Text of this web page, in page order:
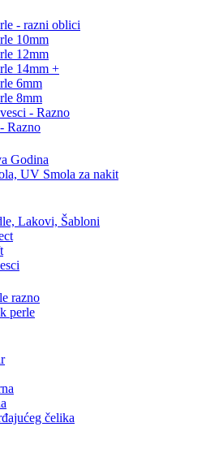
- razni oblici
10mm
12mm
14mm +
6mm
8mm
- Razno
Razno
Godina
UV Smola za nakit
Lakovi, Šabloni
razno
perle
čelika